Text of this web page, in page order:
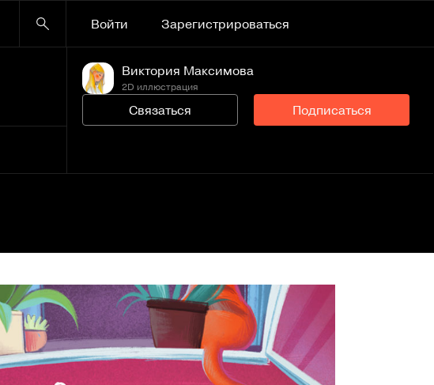
Войти Зарегистрироваться
Виктория Максимова
2D иллюстрация
Связаться Подписаться